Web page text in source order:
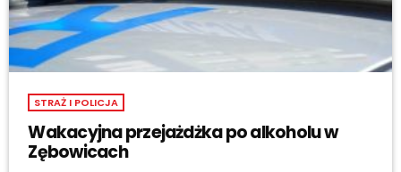
STRAŻ I POLICJA
Wakacyjna przejażdżka po alkoholu w
Zębowicach